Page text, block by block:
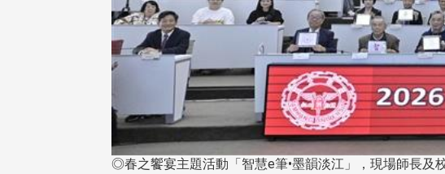
◎春之饗宴主題活動「智慧e筆•墨韻淡江」，現場師長及